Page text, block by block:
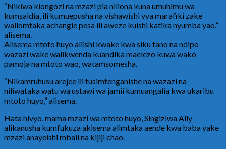
“Nikiwa kiongozi na mzazi pia niliona kuna umuhimu wa
kumsaidia, ili kumuepusha na vishawishi vya marafiki zake
waliomtaka achangie pesa ili aweze kuishi katika nyumba yao,”
alisema.
Alisema mtoto huyo aliishi kwake kwa siku tano na ndipo
wazazi wake walikwenda kuandika maelezo kuwa wako
pamoja na mtoto wao, watamsomesha.
“Nikamruhusu arejee ili tusimtenganishe na wazazi na
niliwataka watu wa ustawi wa jamii kumuangalia kwa ukaribu
mtoto huyo,” alisema.
Hata hivyo, mama mzazi wa mtoto huyo, Singiziwa Ally
alikanusha kumfukuza akisema alimtaka aende kwa baba yake
mzazi anayeishi mbali na kijiji chao.